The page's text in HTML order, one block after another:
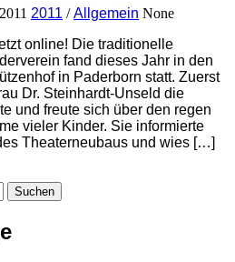
2011 /Allgemein None
online! Die traditionelle
fand dieses Jahr in den
in Paderborn statt. Zuerst
Dr. Steinhardt-Unseld die
und freute sich über den regen
vieler Kinder. Sie informierte
Theaterneubaus und wies […]